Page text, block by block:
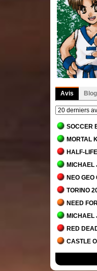
Avis Blog
SOCCER
MORTAL
HALF-
MICHAEL
NEO
TORINO
NEED
MICHAEL
RED
CASTLE
DEAD OR